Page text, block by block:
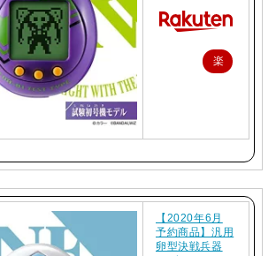
楽
【2020年6月
予約商品】汎用
卵型決戦兵器